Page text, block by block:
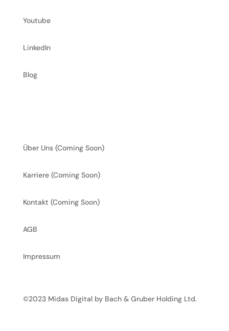
Youtube
LinkedIn
Blog
Über Uns (Coming Soon)
Karriere (Coming Soon)
Kontakt (Coming Soon)
AGB
Impressum
©2023 Midas Digital by Bach & Gruber Holding Ltd.